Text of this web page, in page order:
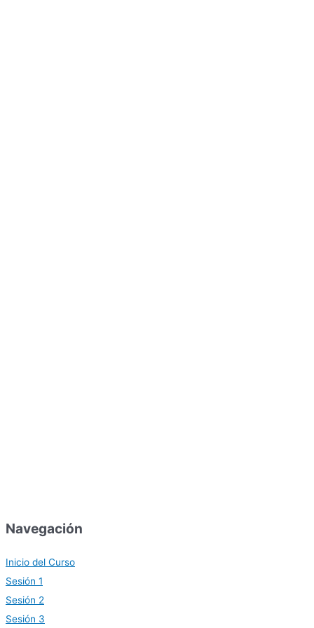
Navegación
Inicio del Curso
Sesión 1
Sesión 2
Sesión 3